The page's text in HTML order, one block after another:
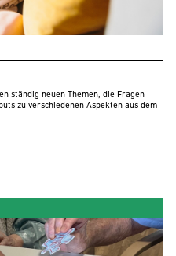
ständig neuen Themen, die Fragen
zu verschiedenen Aspekten aus dem